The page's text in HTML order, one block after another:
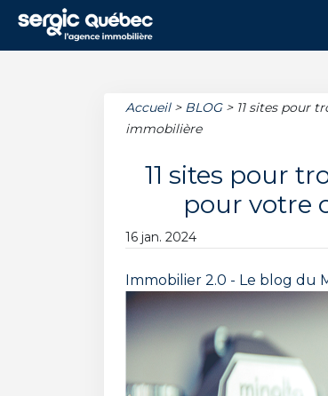
Accueil > BLOG > 11 sites pour
immobilière
11 sites pour
pour votre
16 jan. 2024
Immobilier 2.0 - Le blog du